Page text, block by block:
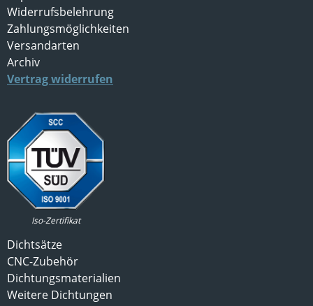
Widerrufsbelehrung
Zahlungsmöglichkeiten
Versandarten
Archiv
Vertrag widerrufen
Iso-Zertifikat
Dichtsätze
CNC-Zubehör
Dichtungsmaterialien
Weitere Dichtungen